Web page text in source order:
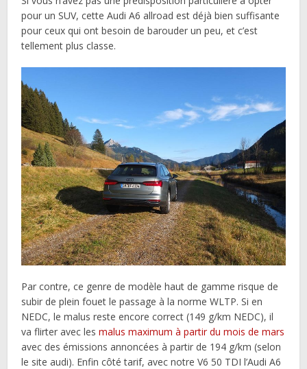
pour un SUV, cette Audi A6 allroad est déjà bien suffisante
pour ceux qui ont besoin de barouder un peu, et c’est
tellement plus classe.
Par contre, ce genre de modèle haut de gamme risque de
subir de plein fouet le passage à la norme WLTP. Si en
NEDC, le malus reste encore correct (149 g/km NEDC), il
va flirter avec lesmalus maximum à partir du mois de mars
avec des émissions annoncées à partir de 194 g/km (selon
le site audi). Enfin côté tarif, avec notre V6 50 TDI l’Audi A6